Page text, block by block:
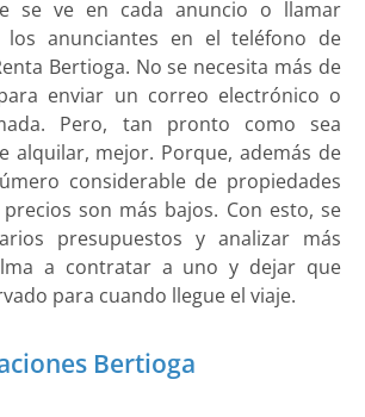
se ve en cada anuncio o llamar
los anunciantes en el teléfono de
Bertioga. No se necesita más de
enviar un correo electrónico o
Pero, tan pronto como sea
alquilar, mejor. Porque, además de
considerable de propiedades
son más bajos. Con esto, se
presupuestos y analizar más
a contratar a uno y dejar que
para cuando llegue el viaje.
Bertioga